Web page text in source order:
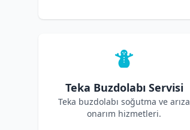
Teka Buzdolabı Servisi
Teka buzdolabı soğutma ve arıza
onarım hizmetleri.